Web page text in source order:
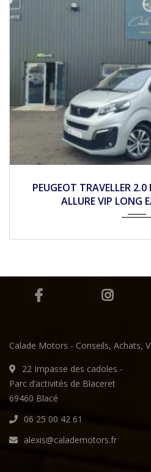
PEUGEOT PARTNER 1.6
Calade Motors - Conseils, Achats,
22 Impasse des cadoles -
Parc d’activités de Blaceret
69460 Blacé
06 25 00 42 61
alexis@calademotors.fr